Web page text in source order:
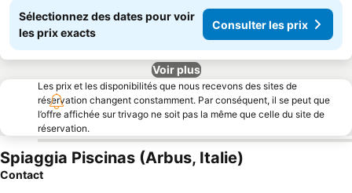
Sélectionnez des dates pour voir
les prix exacts
Consulter les prix
Voir plus
Les prix et les disponibilités que nous recevons des sites de
réservation changent constamment. Par conséquent, il se peut que
l’offre affichée sur trivago ne soit pas la même que celle du site de
réservation.
Spiaggia Piscinas (Arbus, Italie)
Contact